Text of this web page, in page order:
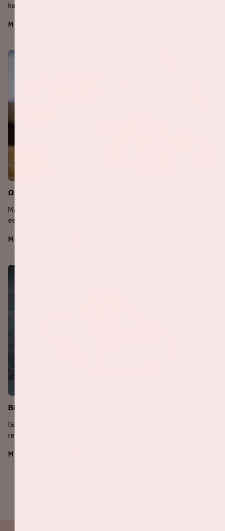
kunnen genieten van zowel een diner- als een borrelarrangement.
Meer informatie
ON5TH
Maak de voetbalervaring compleet en geniet voorafgaand aan
een Ajax wedstrijd van een exclusief driegangendiner.
Meer informatie
Brasserie '72
Goed eten en een verbluffend uitzicht komen samen in dit unieke
restaurant met panorama-uitzicht. Proef de grootsheid van het
Meer informatie